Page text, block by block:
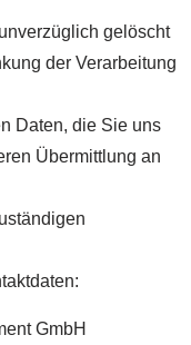
gelöscht
der Verarbeitung
Daten, die Sie uns
Übermittlung an
GmbH